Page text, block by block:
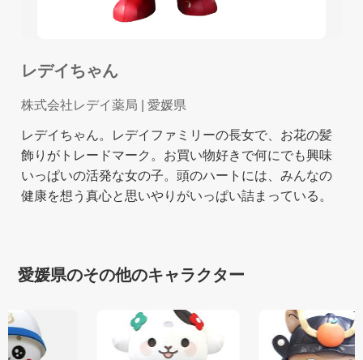
レデイちゃん
株式会社レデイ薬局 | 愛媛県
レデイちゃん。レデイファミリーの長女で、お花の髪
飾りがトレードマーク。お買い物好きで何にでも興味
いっぱいの活発な女の子。頭のハートには、みんなの
健康を想う真心と思いやりがいっぱい詰まっている。
愛媛県のその他のキャラクター